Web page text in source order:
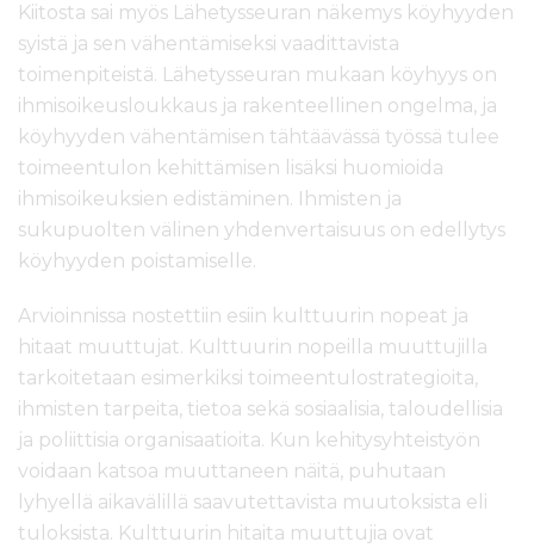
Kiitosta sai myös Lähetysseuran näkemys köyhyyden
syistä ja sen vähentämiseksi vaadittavista
toimenpiteistä. Lähetysseuran mukaan köyhyys on
ihmisoikeusloukkaus ja rakenteellinen ongelma, ja
köyhyyden vähentämisen tähtäävässä työssä tulee
toimeentulon kehittämisen lisäksi huomioida
ihmisoikeuksien edistäminen. Ihmisten ja
sukupuolten välinen yhdenvertaisuus on edellytys
köyhyyden poistamiselle.
Arvioinnissa nostettiin esiin kulttuurin nopeat ja
hitaat muuttujat. Kulttuurin nopeilla muuttujilla
tarkoitetaan esimerkiksi toimeentulostrategioita,
ihmisten tarpeita, tietoa sekä sosiaalisia, taloudellisia
ja poliittisia organisaatioita. Kun kehitysyhteistyön
voidaan katsoa muuttaneen näitä, puhutaan
lyhyellä aikavälillä saavutettavista muutoksista eli
tuloksista. Kulttuurin hitaita muuttujia ovat